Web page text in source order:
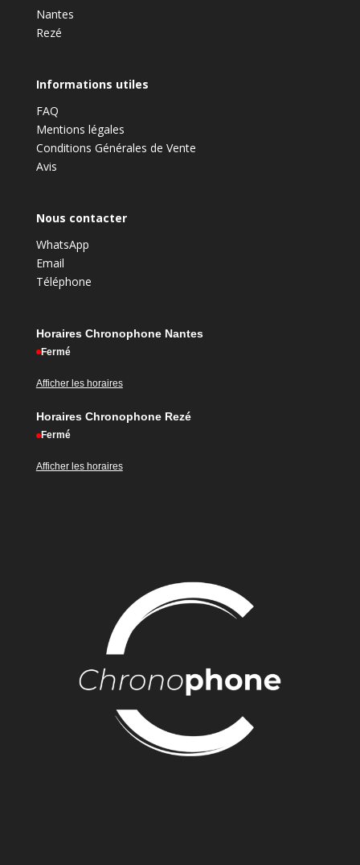
Nantes
Rezé
Informations utiles
FAQ
Mentions légales
Conditions Générales de Vente
Avis
Nous contacter
WhatsApp
Email
Téléphone
Horaires Chronophone Nantes
Fermé
Afficher les horaires
Horaires Chronophone Rezé
Fermé
Afficher les horaires